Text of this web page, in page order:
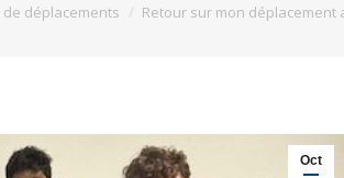
déplacements Retour sur mon déplacement
Oct